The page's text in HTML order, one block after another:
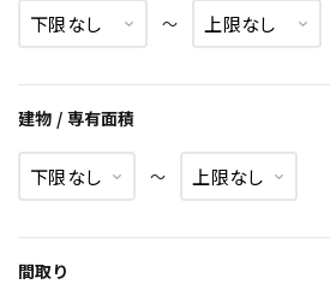
〜
建物 / 専有面積
〜
間取り